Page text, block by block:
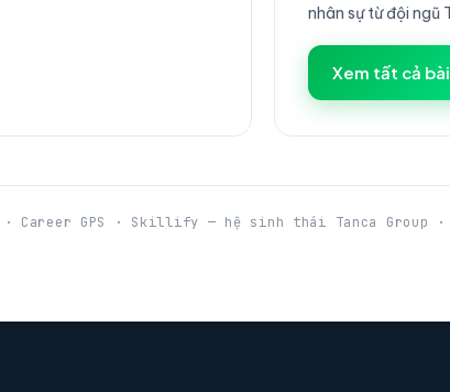
nhân sự từ đội ngũ
Xem tất cả
· Career GPS · Skillify — hệ sinh thái Tanca Group ·